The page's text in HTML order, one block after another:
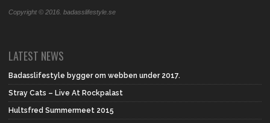
Copyright © 2016. badasslifestyle.se
LATEST NEWS
Badasslifestyle bygger om webben under 2017.
Stray Cats – Live At Rockpalast
Hultsfred Summermeet 2015